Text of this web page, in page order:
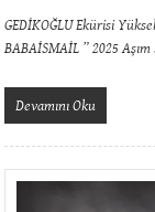
GEDİKOĞLU Ekürisi
BABAİSMAİL ” 2025
Devamını Oku